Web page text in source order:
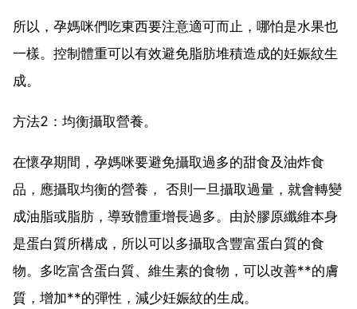
所以，孕媽咪們吃東西要注意適可而止，哪怕是水果也
一樣。控制體重可以有效避免脂肪堆積造成的妊娠紋生
成。
方法2：均衡攝取營養。
在懷孕期間，孕媽咪要避免攝取過多的甜食及油炸食
品，應攝取均衡的營養， 否則一旦攝取過量，就會轉變
成油脂或脂肪，導致體重增長過多。由於膠原纖維本身
是蛋白質所構成，所以可以多攝取含豐富蛋白質的食
物。多吃富含蛋白質、維生素的食物，可以改善**的膚
質，增加**的彈性，減少妊娠紋的生成。